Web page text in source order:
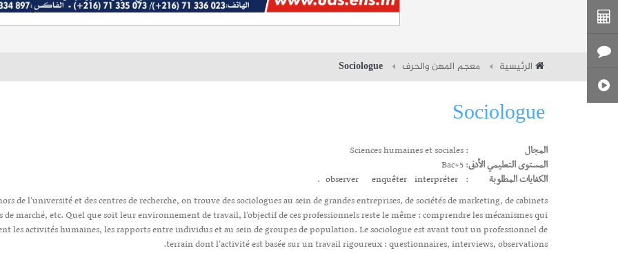
الرئيسية معجم المهن والحرف Sociologue
Sociologue
المجال
: Sciences humaines et sociales
المستوى التعليمي الأدنى: Bac+5
الكفايات المطلوبة
:
observer enquêter interpréter.
de l’université et des centres de recherche, on trouve des sociologues au sein de grandes entreprises, de sociétés de marketing, de cabinets
de marché, etc. Quel que soit leur environnement de travail, l’objectif de ces professionnels reste le même : comprendre les mécanismes qui
les activités humaines, les rapports entre individus et au sein de groupes de population. Le sociologue est avant tout un professionnel de
terrain dont l’activité est basée sur un travail rigoureux : questionnaires, interviews, observations.